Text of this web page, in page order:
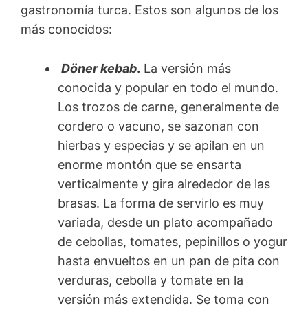
gastronomía turca. Estos son algunos de los
más conocidos:
Döner kebab. La versión más
conocida y popular en todo el mundo.
Los trozos de carne, generalmente de
cordero o vacuno, se sazonan con
hierbas y especias y se apilan en un
enorme montón que se ensarta
verticalmente y gira alrededor de las
brasas. La forma de servirlo es muy
variada, desde un plato acompañado
de cebollas, tomates, pepinillos o yogur
hasta envueltos en un pan de pita con
verduras, cebolla y tomate en la
versión más extendida. Se toma con